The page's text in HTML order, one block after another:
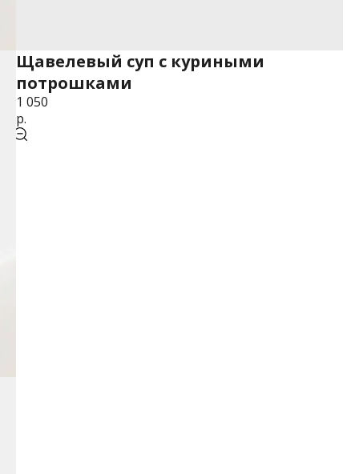
Щавелевый суп с куриными
потрошками
1 050
р.